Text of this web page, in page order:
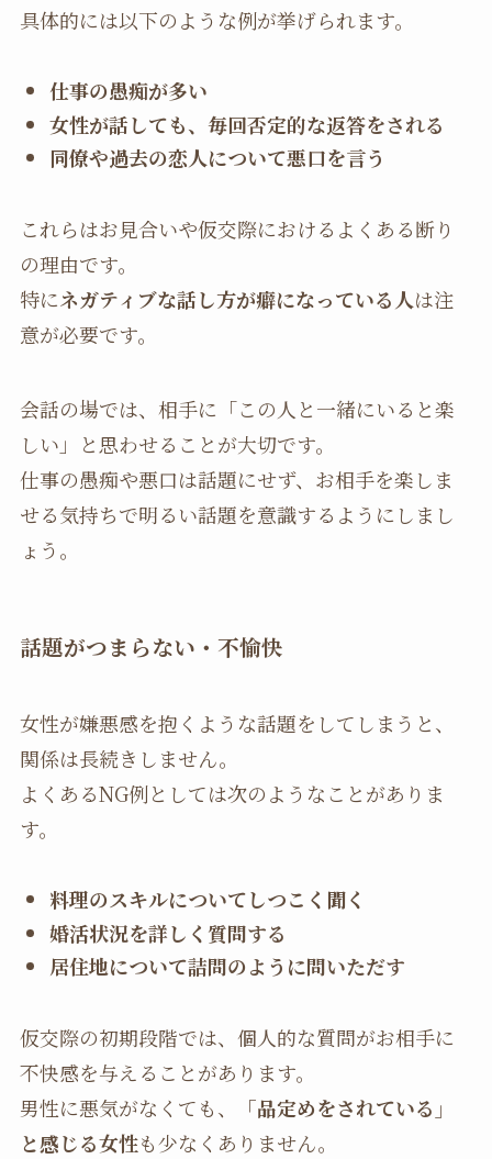
具体的には以下のような例が挙げられます。
仕事の愚痴が多い
女性が話しても、毎回否定的な返答をされる
同僚や過去の恋人について悪口を言う
これらはお見合いや仮交際におけるよくある断り
の理由です。
特にネガティブな話し方が癖になっている人は注
意が必要です。
会話の場では、相手に「この人と一緒にいると楽
しい」と思わせることが大切です。
仕事の愚痴や悪口は話題にせず、お相手を楽しま
せる気持ちで明るい話題を意識するようにしまし
ょう。
話題がつまらない・不愉快
女性が嫌悪感を抱くような話題をしてしまうと、
関係は長続きしません。
よくあるNG例としては次のようなことがありま
す。
料理のスキルについてしつこく聞く
婚活状況を詳しく質問する
居住地について詰問のように問いただす
仮交際の初期段階では、個人的な質問がお相手に
不快感を与えることがあります。
男性に悪気がなくても、
「品定めをされている」
と感じる女性も少なくありません。